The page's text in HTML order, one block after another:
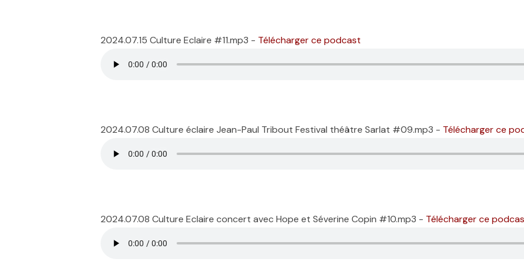
2024.07.15 Culture Eclaire #11.mp3 - Télécharger ce podcast
2024.07.08 Culture éclaire Jean-Paul Tribout Festival théâtre Sarlat #09.mp3 - Télécharger ce
2024.07.08 Culture Eclaire concert avec Hope et Séverine Copin #10.mp3 - Télécharger ce